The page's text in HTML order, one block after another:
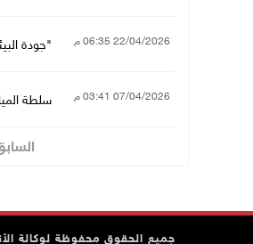
22/04/2026 06:35 م "جودة
07/04/2026 03:41 م سلطة
جميع الحقوق محفوظة لوكالة